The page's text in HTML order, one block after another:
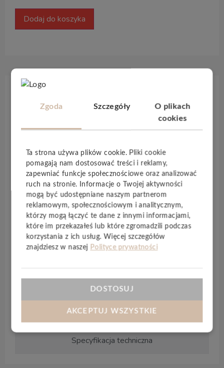
Dodaj do koszyka
Specyfikacja techniczna
Essence Rigid 55to nowe, modułowe panele
w Polsce w zgodzie z najwyższymi standardami.
Nowy systemTarkett GenClick®w połączeniu z
naszą technologią SPC oferujeszybki i łatwy
montaż, możliwy nawet na płytkach
ceramicznych, systemachogrzewania i
chłodzenia podłogowego. Kolekcja posiada
zabezpieczenie powierzchni PU coating, które
zapewnia niezrównanąodporność na
zarysowania i plamy, a także gwarantuje
eleganckie, matowe wykończenie. Sztywny rdzeń
mineralny zapewnia świetną stabilnością
wymiarową i odporność na wysokie
temperatury.
Zgoda Szczegóły
O plikach
cookies
Ta strona używa plików cookie. Pliki cookie
pomagają nam dostosować treści i reklamy,
zapewniać funkcje społecznościowe oraz analizować
ruch na stronie. Informacje o Twojej aktywności
mogą być udostępniane naszym partnerom
reklamowym, społecznościowym i analitycznym,
którzy mogą łączyć te dane z innymi informacjami,
które im przekazałeś lub które zgromadzili podczas
korzystania z ich usług. Więcej szczegółów
znajdziesz w naszej Polityce prywatności
DOSTOSUJ
AKCEPTUJ WSZYSTKIE